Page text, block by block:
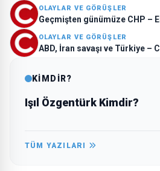
OLAYLAR VE GÖRÜŞLER
Geçmişten günümüze CHP –
OLAYLAR VE GÖRÜŞLER
ABD, İran savaşı ve Türkiye –
KİMDİR?
Işıl Özgentürk Kimdir?
TÜM YAZILARI